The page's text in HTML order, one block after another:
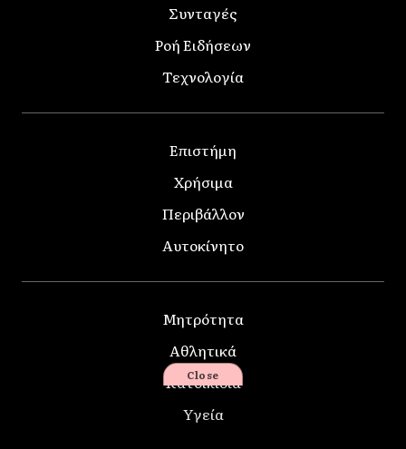
Συνταγές
Ροή Ειδήσεων
Τεχνολογία
Επιστήμη
Χρήσιμα
Περιβάλλον
Αυτοκίνητο
Μητρότητα
Αθλητικά
Κατοικίδια
Υγεία
Close